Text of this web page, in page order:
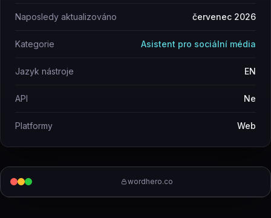
wordhero.co
Naposledy aktualizováno červenec 2026
Kategorie Asistent pro sociální média
Jazyk nástroje EN
API Ne
Platformy Web